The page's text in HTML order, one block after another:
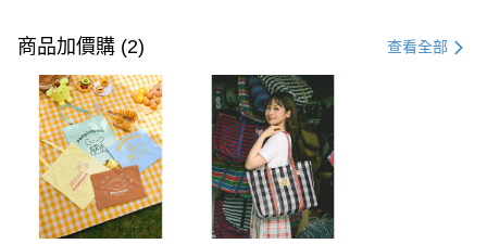
信用卡一次付款
購物金
超商取貨付款
LINE Pay
街口支付
商品加價購 (2) 查看全部